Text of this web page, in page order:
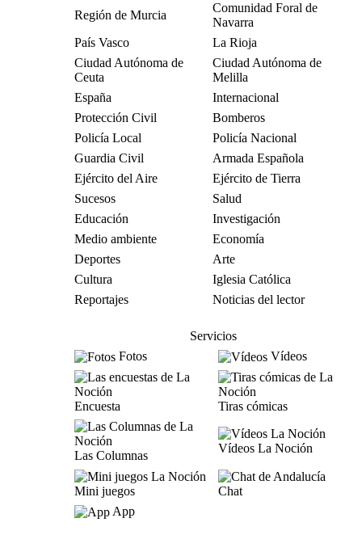
Región de Murcia
Comunidad Foral de
Navarra
País Vasco
La Rioja
Ciudad Autónoma de
Ceuta
Ciudad Autónoma de
Melilla
España
Internacional
Protección Civil
Bomberos
Policía Local
Policía Nacional
Guardia Civil
Armada Española
Ejército del Aire
Ejército de Tierra
Sucesos
Salud
Educación
Investigación
Medio ambiente
Economía
Deportes
Arte
Cultura
Iglesia Católica
Reportajes
Noticias del lector
Servicios
Fotos
Vídeos
Encuesta Tiras cómicas
Las Columnas
Vídeos La Noción
Mini juegos
Chat
App